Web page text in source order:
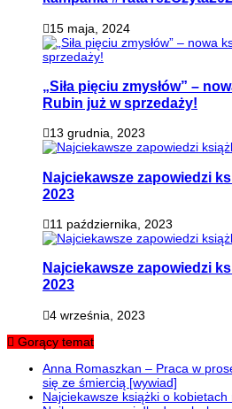
15 maja, 2024
„Siła pięciu zmysłów” –
Rubin już w sprzedaży!
13 grudnia, 2023
Najciekawsze zapowiedzi
2023
11 października, 2023
Najciekawsze zapowiedzi
2023
4 września, 2023
Gorący temat
Anna Romaszkan – Praca w
się ze śmiercią [wywiad]
Najciekawsze książki o kobietach